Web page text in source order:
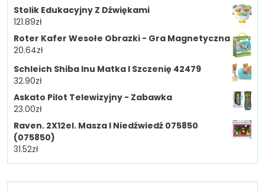
Stolik Edukacyjny Z Dźwiękami
121.89zł
Roter Kafer Wesołe Obrazki - Gra Magnetyczna
20.64zł
Schleich Shiba Inu Matka I Szczenię 42479
32.90zł
Askato Pilot Telewizyjny - Zabawka
23.00zł
Raven. 2X12el. Masza I Niedźwiedź 075850
(075850)
31.52zł